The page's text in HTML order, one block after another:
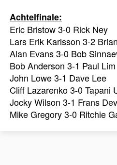
Achtelfinale:
Eric Bristow 3-0 Rick Ney
Lars Erik Karlsson 3-2
Alan Evans 3-0 Bob
Bob Anderson 3-1 Paul Lim
John Lowe 3-1 Dave Lee
Cliff Lazarenko 3-0 Tapani
Jocky Wilson 3-1 Frans
Mike Gregory 3-0 Ritchie